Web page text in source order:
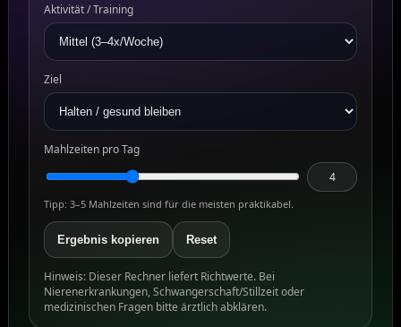
Aktivität / Training
Ziel
Mahlzeiten pro Tag
4
Tipp: 3–5 Mahlzeiten sind für die meisten praktikabel.
Ergebnis kopieren Reset
Hinweis: Dieser Rechner liefert Richtwerte. Bei
Nierenerkrankungen, Schwangerschaft/Stillzeit oder
medizinischen Fragen bitte ärztlich abklären.